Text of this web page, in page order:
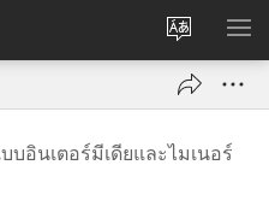
เปลี่ยน
ภาษา
แส
บอินเตอร์มีเดียและไมเนอร์